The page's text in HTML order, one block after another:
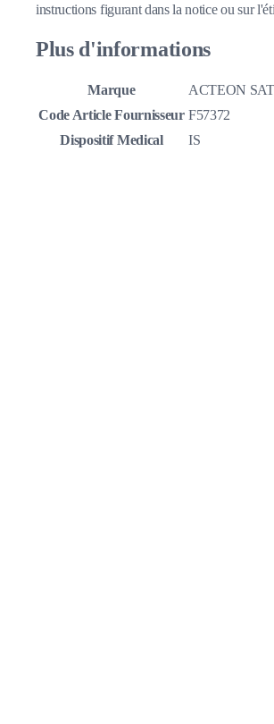
instructions figurant dans la notice ou sur
Plus d'informations
Marque
ACTEON
Code Article Fournisseur F57372
Dispositif Medical
IS